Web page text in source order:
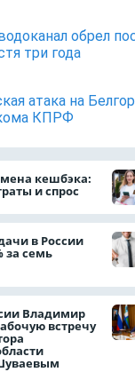
обрел
три года
атака на
КПРФ
кешбэка:
и спрос
в России
за семь
Владимир
встречу